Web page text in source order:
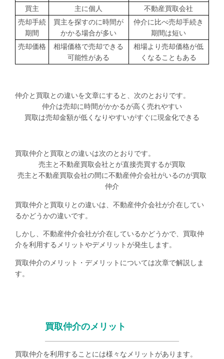
買主
主に個人
不動産買取会社
売却手続
期間
買主を探すのに時間が
かかる場合が多い
仲介に比べ売却手続き
期間は短い
売却価格
相場価格で売却できる
可能性がある
相場より売却価格が低
くなることもある
仲介と買取との違いを文章にすると、次のとおりです。
仲介は売却に時間がかかるが高く売れやすい
買取は売却金額が低くなりやすいがすぐに現金化できる
買取仲介と買取との違いは次のとおりです。
売主と不動産買取会社とが直接売買するが買取
売主と不動産買取会社の間に不動産仲介会社がいるのが買取
仲介
買取仲介と買取りとの違いは、不動産仲介会社が介在してい
るかどうかの違いです。
しかし、不動産仲介会社が介在しているかどうかで、買取仲
介を利用するメリットやデメリットが発生します。
買取仲介のメリット・デメリットについては次章で解説しま
す。
買取仲介のメリット
買取仲介を利用することには様々なメリットがあります。